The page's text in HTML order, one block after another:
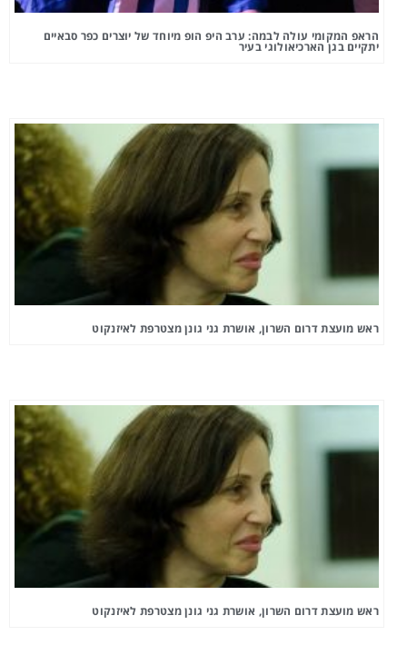
הראפ המקומי עולה לבמה: ערב היפ הופ מיוחד של יוצרים כפר סבאיים
יתקיים בגן הארכיאולוגי בעיר
ראש מועצת דרום השרון, אושרת גני גונן מצטרפת לאיזנקוט
ראש מועצת דרום השרון, אושרת גני גונן מצטרפת לאיזנקוט